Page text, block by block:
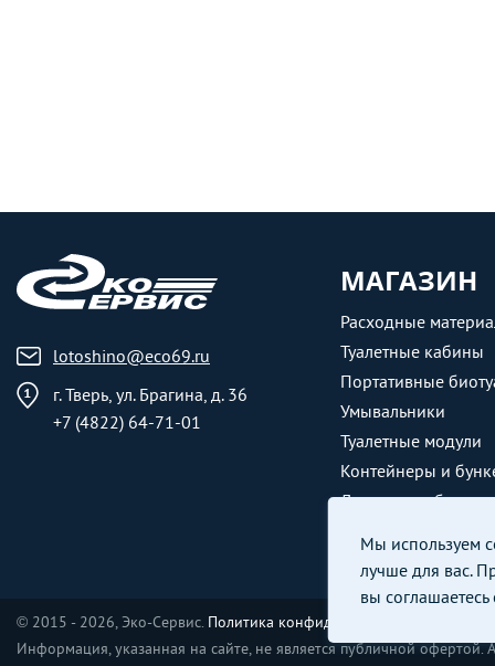
lotoshino@eco69.ru
г. Тверь, ул. Брагина, д. 36
+7 (4822) 64-71-01
МАГАЗИН
Расходные
Туалетные кабины
Портативные
Умывальники
Туалетные модули
Контейнеры и
Душевые кабины
© 2015 - 2026, Эко-Сервис. Политика конфиденциальности
Информация, указанная на сайте, не является публичной
Мы используем
лучше для вас.
вы